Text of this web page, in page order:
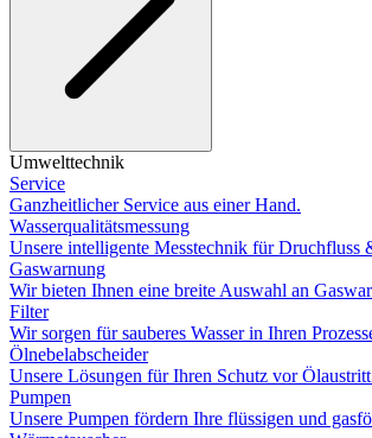
Umwelttechnik
Service
Ganzheitlicher Service aus einer Hand.
Wasserqualitätsmessung
Unsere intelligente Messtechnik für Druchfluss
Gaswarnung
Wir bieten Ihnen eine breite Auswahl an
Filter
Wir sorgen für sauberes Wasser in Ihren
Ölnebelabscheider
Unsere Lösungen für Ihren Schutz vor
Pumpen
Unsere Pumpen fördern Ihre flüssigen und